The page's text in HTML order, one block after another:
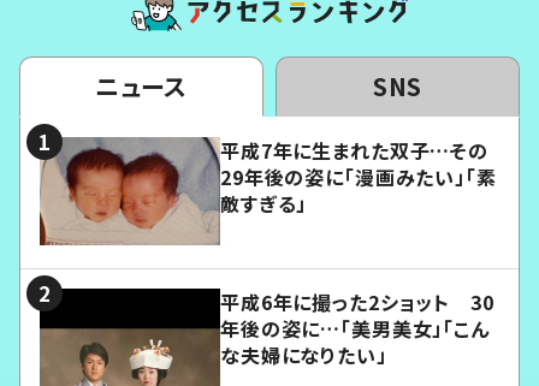
ニュース SNS
平成7年に生まれた双子…その
29年後の姿に「漫画みたい」「素
敵すぎる」
平成6年に撮った2ショット 30
年後の姿に…「美男美女」「こん
な夫婦になりたい」